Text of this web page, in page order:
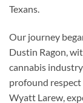
Texans.
Our journey
Dustin Ragon,
cannabis
profound respect
Wyatt Larew,